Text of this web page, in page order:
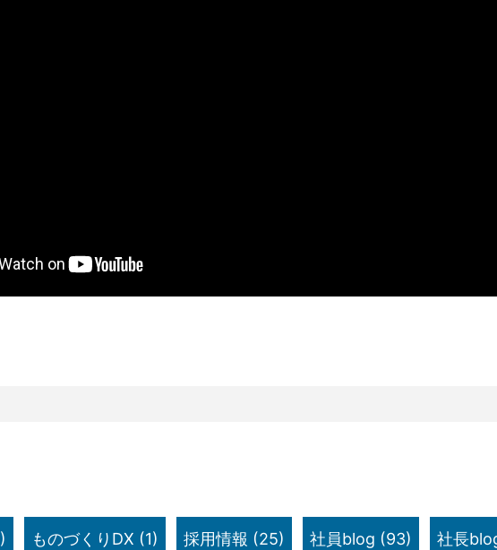
ものづくりDX (1) 採用情報 (25) 社員blog (93) 社長